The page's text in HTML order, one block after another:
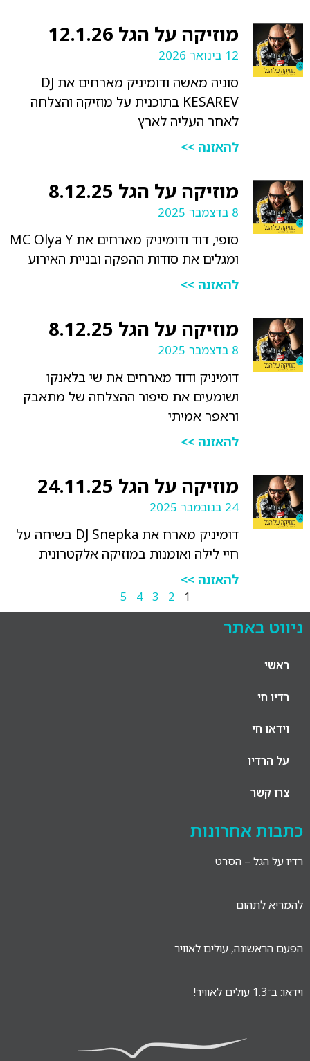
מוזיקה על הגל 12.1.26
12 בינואר 2026
סוניה מאשה ודומיניק מארחים את DJ
KESAREV בתוכנית על מוזיקה והצלחה
לאחר העליה לארץ
להאזנה >>
מוזיקה על הגל 8.12.25
8 בדצמבר 2025
סופי, דוד ודומיניק מארחים את MC Olya Y
ומגלים את סודות ההפקה ובניית האירוע
להאזנה >>
מוזיקה על הגל 8.12.25
8 בדצמבר 2025
דומיניק ודוד מארחים את שי בלאנקו
ושומעים את סיפור ההצלחה של מתאבק
וראפר אמיתי
להאזנה >>
מוזיקה על הגל 24.11.25
24 בנובמבר 2025
דומיניק מארח את DJ Snepka בשיחה על
חיי לילה ואומנות במוזיקה אלקטרונית
להאזנה >>
1
2
3
4
5
ניווט באתר
ראשי
רדיו חי
וידאו חי
על הרדיו
צרו קשר
כתבות אחרונות
רדיו על הגל – הסרט
להמריא לתהום
הפעם הראשונה, עולים לאוויר
וידאו: ב־1.3 עולים לאוויר!